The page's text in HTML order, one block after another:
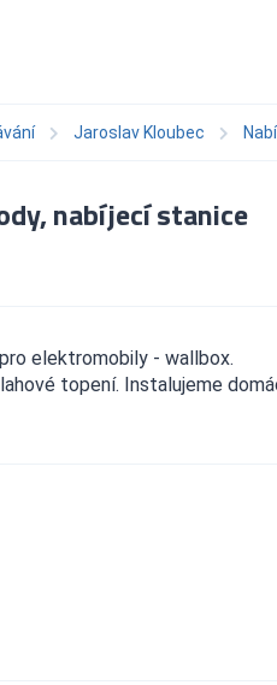
Jaroslav Kloubec
nabíjecí stanice
elektromobily - wallbox.
topení. Instalujeme